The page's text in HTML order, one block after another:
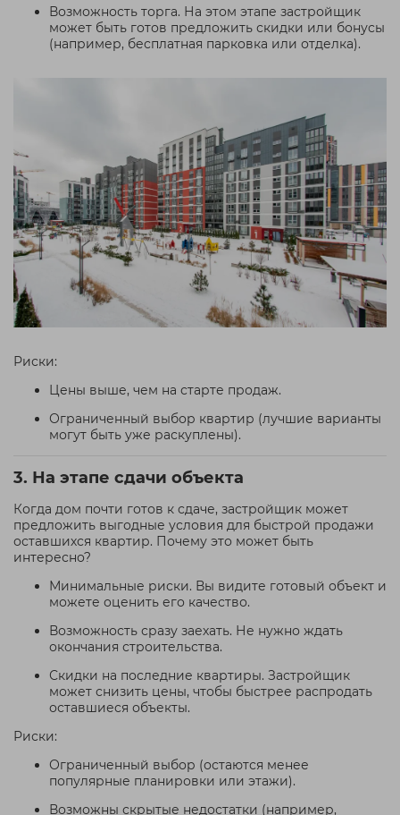
Возможность торга. На этом этапе застройщик
может быть готов предложить скидки или бонусы
(например, бесплатная парковка или отделка).
Риски:
Цены выше, чем на старте продаж.
Ограниченный выбор квартир (лучшие варианты
могут быть уже раскуплены).
3. На этапе сдачи объекта
Когда дом почти готов к сдаче, застройщик может
предложить выгодные условия для быстрой продажи
оставшихся квартир. Почему это может быть
интересно?
Минимальные риски. Вы видите готовый объект и
можете оценить его качество.
Возможность сразу заехать. Не нужно ждать
окончания строительства.
Скидки на последние квартиры. Застройщик
может снизить цены, чтобы быстрее распродать
оставшиеся объекты.
Риски:
Ограниченный выбор (остаются менее
популярные планировки или этажи).
Возможны скрытые недостатки (например,